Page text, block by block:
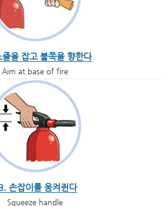
을 잡고 불쪽을 향한다
Aim at base of fire
손잡이를 움켜쥔다
Squeeze handle